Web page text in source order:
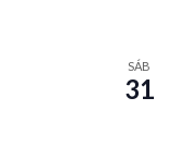
SÁB
31